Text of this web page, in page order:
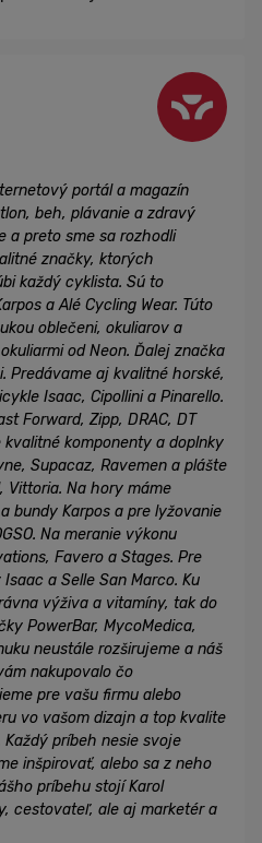
portál a magazín
beh, plávanie a zdravý
a preto sme sa rozhodli
značky, ktorých
každý cyklista. Sú to
a Alé Cycling Wear. Túto
oblečeni, okuliarov a
od Neon. Ďalej značka
Predávame aj kvalitné horské,
Isaac, Cipollini a Pinarello.
Forward, Zipp, DRAC, DT
kvalitné komponenty a doplnky
Supacaz, Ravemen a plášte
Vittoria. Na hory máme
bundy Karpos a pre lyžovanie
Na meranie výkonu
Favero a Stages. Pre
a Selle San Marco. Ku
výživa a vitamíny, tak do
PowerBar, MycoMedica,
neustále rozširujeme a náš
nakupovalo čo
pre vašu firmu alebo
vo vašom dizajn a top kvalite
príbeh nesie svoje
inšpirovať, alebo sa z neho
príbehu stojí Karol
cestovateľ, ale aj marketér a